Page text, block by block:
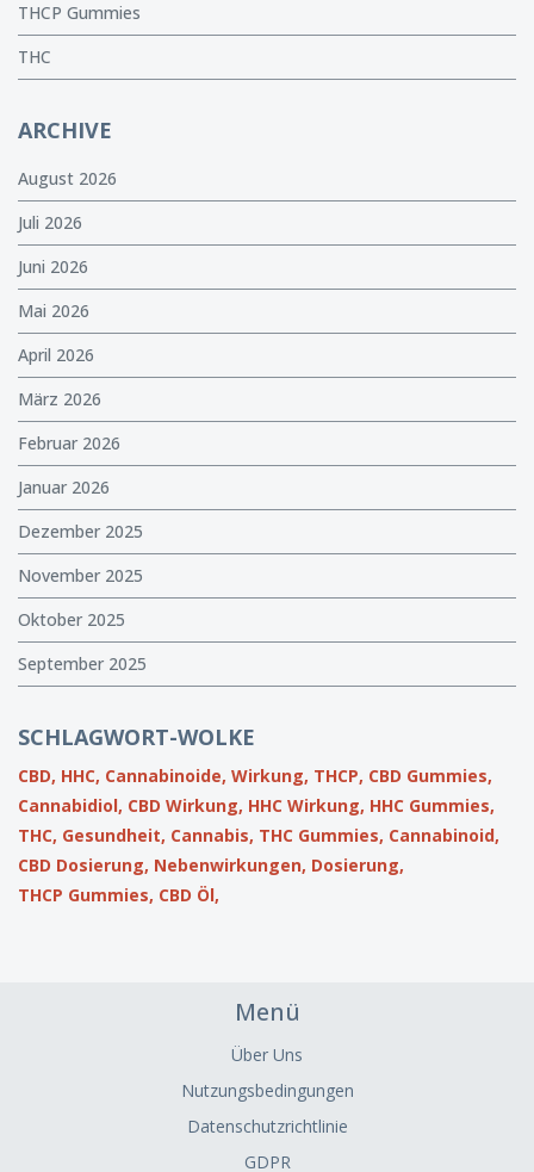
THCP Gummies
THC
ARCHIVE
August 2026
Juli 2026
Juni 2026
Mai 2026
April 2026
März 2026
Februar 2026
Januar 2026
Dezember 2025
November 2025
Oktober 2025
September 2025
SCHLAGWORT-WOLKE
CBD, HHC, Cannabinoide, Wirkung, THCP, CBD Gummies,
Cannabidiol, CBD Wirkung, HHC Wirkung, HHC Gummies,
THC, Gesundheit, Cannabis, THC Gummies, Cannabinoid,
CBD Dosierung, Nebenwirkungen, Dosierung,
THCP Gummies, CBD Öl,
Menü
Über Uns
Nutzungsbedingungen
Datenschutzrichtlinie
GDPR